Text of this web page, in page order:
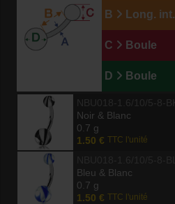
B Long. int.
C Boule
D Boule
Noir & Blanc
0.7 g
1.50 € TTC l'unité
Bleu & Blanc
0.7 g
1.50 € TTC l'unité